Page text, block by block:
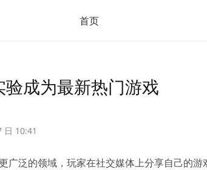
首页
成为最新热门游戏
日 10:41
广泛的领域，玩家在社交媒体上分享自己的游